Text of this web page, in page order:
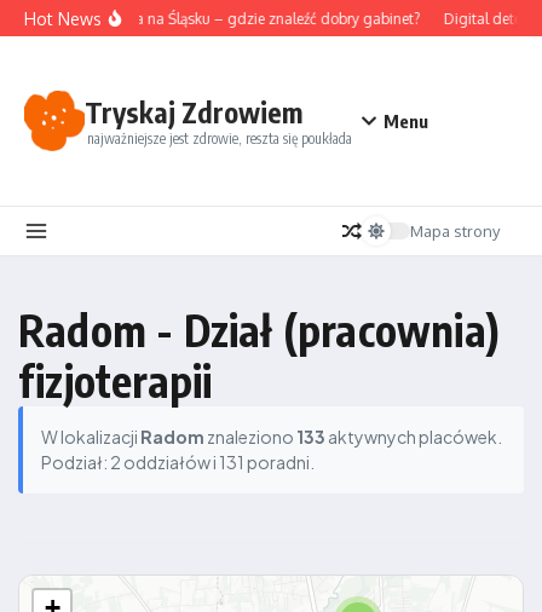
Przejdź do treści
Hot News
Akupunktura na Śląsku – gdzie znaleźć dobry gabinet? Digital detox i
Tryskaj Zdrowiem
najważniejsze jest zdrowie, reszta się poukłada
Menu
Mapa strony
Radom - Dział (pracownia)
fizjoterapii
W lokalizacji Radom znaleziono 133 aktywnych placówek.
Podział: 2 oddziałów i 131 poradni.